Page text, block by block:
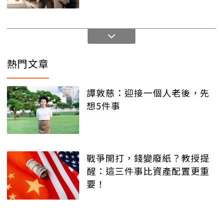
熱門文章
譚敦慈：迎接一個人老後，先
想5件事
戰爭開打，錢變廢紙？教授提
醒：這三件事比資產配置更重
要！